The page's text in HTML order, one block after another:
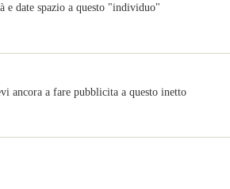
e date spazio a questo "individuo"
ancora a fare pubblicita a questo inetto